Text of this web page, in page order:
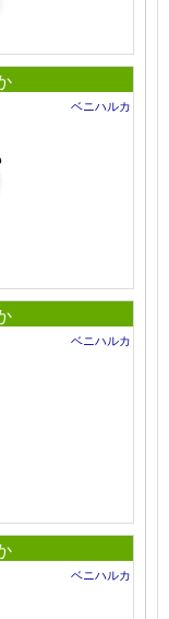
ベニハルカ
ベニハルカ
ベニハルカ